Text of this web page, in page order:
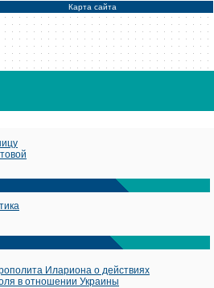
Карта сайта
Илариона о действиях
в отношении Украины